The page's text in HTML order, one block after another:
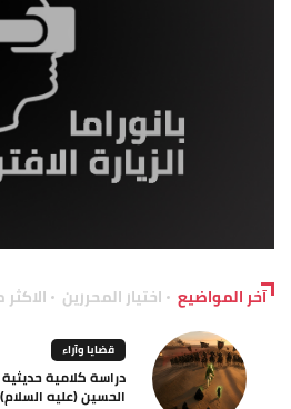
آخر المواضيع اختيار المحررين
قضايا وآراء
دراسة كلامية
الحسين (عليه السلام)